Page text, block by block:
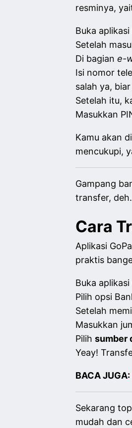
resminya,
Buka
Setelah
Di bagian e-
Isi nomor
salah ya,
Setelah itu,
Masukkan
Kamu akan
mencukupi,
Gampang
transfer, deh.
Cara
Aplikasi
praktis
Buka
Pilih opsi
Setelah
Masukkan
Pilih sumber
Yeay!
BACA JUGA:
Sekarang
mudah dan